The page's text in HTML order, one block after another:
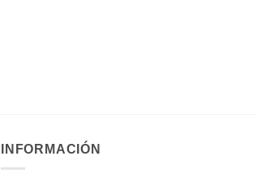
INFORMACIÓN